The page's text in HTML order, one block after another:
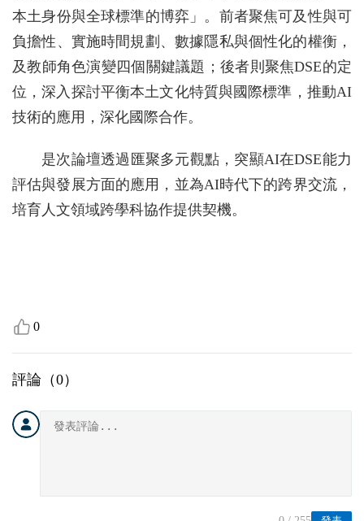
本土身份與全球標準的博弈」。前者聚焦可及性與可
負擔性、實施時間規劃、數據隱私與個性化的權衡，
及教師角色演變四個關鍵議題；後者則聚焦DSE的定
位，深入探討平衡本土文化特質與國際標準，推動AI
技術的應用，深化國際合作。
是次論壇透過匯聚多元觀點，突顯AI在DSE能力
評估與發展方面的應用，並為AI時代下的跨界交流，
培育人文領域跨學科協作提供契機。
0
評論（0）